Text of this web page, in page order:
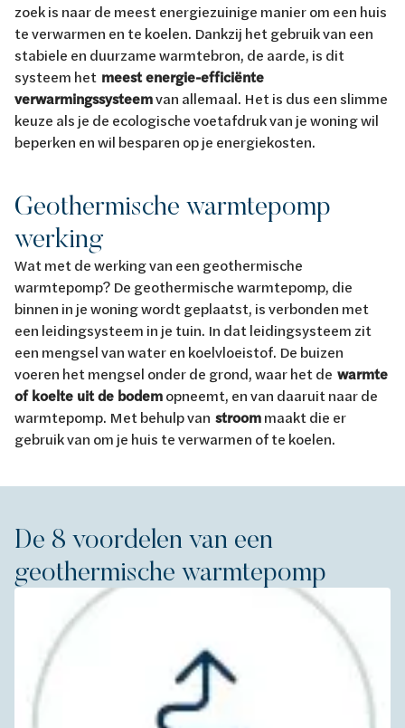
zoek is naar de meest energiezuinige manier om een huis
te verwarmen en te koelen. Dankzij het gebruik van een
stabiele en duurzame warmtebron, de aarde, is dit
systeem het meest energie-efficiënte
verwarmingssysteemvan allemaal. Het is dus een slimme
keuze als je de ecologische voetafdruk van je woning wil
beperken en wil besparen op je energiekosten.
Geothermische warmtepomp
werking
Wat met de werking van een geothermische
warmtepomp? De geothermische warmtepomp, die
binnen in je woning wordt geplaatst, is verbonden met
een leidingsysteem in je tuin. In dat leidingsysteem zit
een mengsel van water en koelvloeistof. De buizen
voeren het mengsel onder de grond, waar het de warmte
of koelte uit de bodemopneemt, en van daaruit naar de
warmtepomp. Met behulp van stroommaakt die er
gebruik van om je huis te verwarmen of te koelen.
De 8 voordelen van een
geothermische warmtepomp